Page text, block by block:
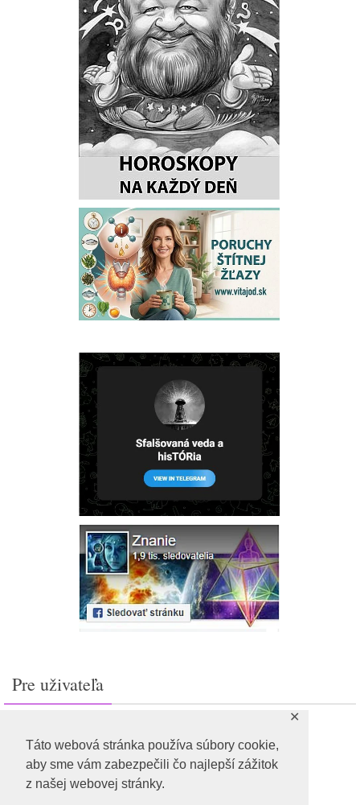
Táto webová stránka používa súbory cookie,
aby sme vám zabezpečili čo najlepší zážitok
z našej webovej stránky.
✕
Pre uživateľa
Feed záznamov
RSS feed komentárov
WordPress.org